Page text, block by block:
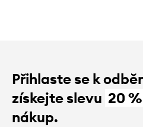
Přihlaste se k
získejte slevu 20 %
nákup.